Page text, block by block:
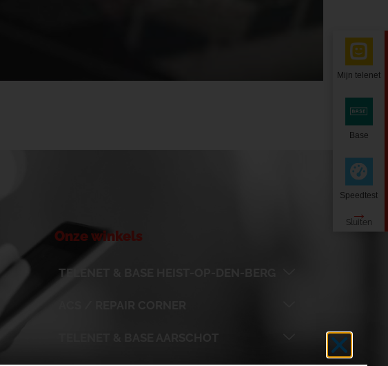
Onze winkels
TELENET & BASE HEIST-OP-DEN-BERG
Mijn telenet
Base
Speedtest